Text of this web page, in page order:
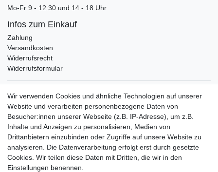
Mo-Fr 9 - 12:30 und 14 - 18 Uhr
Infos zum Einkauf
Zahlung
Versandkosten
Widerrufsrecht
Widerrufsformular
Verpackungslizenz
bei der Landbell AG
Zahlungsarten
Vorabüberweisung
Rechnungskauf
Zahlung bei Abholung
PayPal (inkl. Kreditkarten)
Wir verwenden Cookies und ähnliche Technologien auf unserer
Website und verarbeiten personenbezogene Daten von
Besucher:innen unserer Webseite (z.B. IP-Adresse), um z.B.
Inhalte und Anzeigen zu personalisieren, Medien von
Drittanbietern einzubinden oder Zugriffe auf unsere Website zu
analysieren. Die Datenverarbeitung erfolgt erst durch gesetzte
Cookies. Wir teilen diese Daten mit Dritten, die wir in den
Einstellungen benennen.